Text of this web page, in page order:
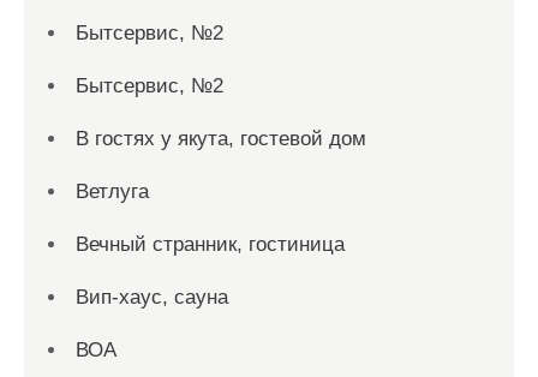
Бытсервис, №2
Бытсервис, №2
В гостях у якута, гостевой дом
Ветлуга
Вечный странник, гостиница
Вип-хаус, сауна
ВОА